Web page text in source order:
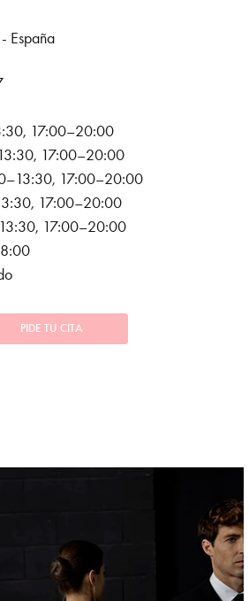
España
17:00–20:00
17:00–20:00
17:00–20:00
17:00–20:00
17:00–20:00
PIDE TU CITA